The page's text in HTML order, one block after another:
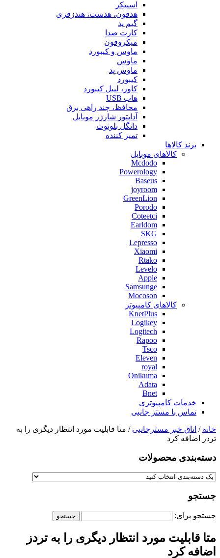
اسپیکر
هدفون، هدست، هندزفری
گیم پد
کارت صدا
میکروفون
ماوس و کیبورد
ماوس
ماوس پد
کیبورد
کاور، لیبل کیبورد
هاب USB
محافظ، چند راهی برق
آداپتور شارژر موبایل
دانگل بلوتوث
تمیز کننده
برند کالاها
کالاهای موبایل
Mcdodo
Powerology
Baseus
joyroom
GreenLion
Porodo
Coteetci
Earldom
SKG
Lepresso
Xiaomi
Rtako
Levelo
Apple
Samsunge
Mocoson
کالاهای کامپیوتر
KnetPlus
Logikey
Logitech
Rapoo
Tsco
Eleven
royal
Onikuma
Adata
Bnet
خدمات کامپیوتری
تماس با مستر جانبی
خانه / اتاق خبر مسترجانبی / متا قابلیت مورد انتظار دیگری را به
تردز اضافه کرد
دسته‌بندی‌ محصولات
جستجو
جستجو برای:
متا قابلیت مورد انتظار دیگری را به تردز
اضافه کرد